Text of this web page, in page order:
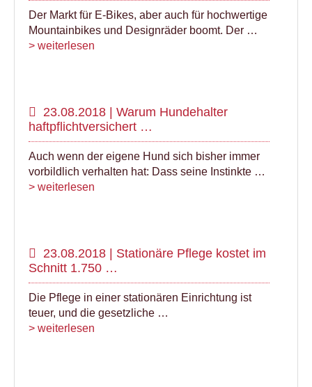
Der Markt für E-Bikes, aber auch für hochwertige
Mountainbikes und Designräder boomt. Der …
> weiterlesen
23.08.2018 | Warum Hundehalter
haftpflichtversichert …
Auch wenn der eigene Hund sich bisher immer
vorbildlich verhalten hat: Dass seine Instinkte …
> weiterlesen
23.08.2018 | Stationäre Pflege kostet im
Schnitt 1.750 …
Die Pflege in einer stationären Einrichtung ist
teuer, und die gesetzliche …
> weiterlesen